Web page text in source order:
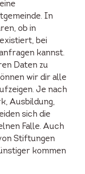
In
ob in
bei
kannst.
Daten zu
wir dir alle
Je nach
Ausbildung,
sich die
Falle. Auch
Stiftungen
kommen